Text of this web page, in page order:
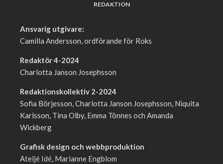
REDAKTION
Ansvarig utgivare:
Camilla Andersson, ordförande för Roks
Redaktör 4-2024
Charlotta Janson Josephsson
Redaktionskollektiv 2-2024
Sofia Börjesson, Charlotta Janson Josephsson, Niquita
Karlsson, Tina Olby, Emma Tönnes och Amanda
Wickberg
Grafisk design och webbproduktion
Ateljé Idé, Marianne Engblom